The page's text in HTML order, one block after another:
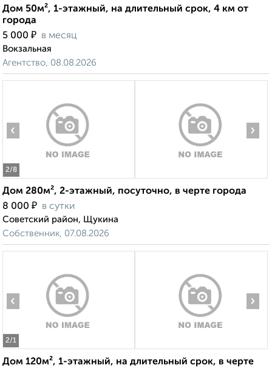
Дом 50м², 1-этажный, на длительный срок, 4 км от
города
5 000 ₽ в месяц
Вокзальная
Агентство, 08.08.2026
2/8
‹ ›
Дом 280м², 2-этажный, посуточно, в черте города
8 000 ₽ в сутки
Советский район, Щукина
Собственник, 07.08.2026
2/1
‹ ›
Дом 120м², 1-этажный, на длительный срок, в черте